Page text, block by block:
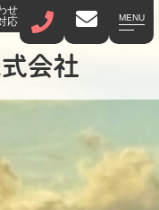
せ
応
MENU
会社